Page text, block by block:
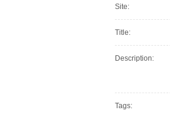
Site:
Title:
Description:
Tags: